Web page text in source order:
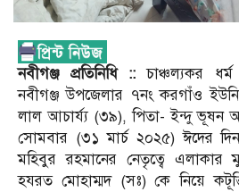
নবীগঞ্জ প্রতিনিধি :: চাঞ্চল্যকর
নবীগঞ্জ উপজেলার ৭নং করগাঁও
লাল আচার্য্য (৩৯), পিতা- ইন্দু ভূষন
সোমবার (৩১ মার্চ ২০২৫) ঈদের
মহিবুর রহমানের নেতৃত্বে এলাকার
হযরত মোহাম্মদ (সঃ) কে নিয়ে